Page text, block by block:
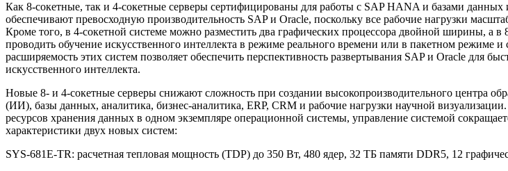
Как 8-сокетные, так и 4-сокетные серверы сертифицированы для работы с SAP HANA и базами
обеспечивают превосходную производительность SAP и Oracle, поскольку все рабочие нагрузки
Кроме того, в 4-сокетной системе можно разместить два графических процессора двойной ширины, а
проводить обучение искусственного интеллекта в режиме реального времени или в пакетном режиме
расширяемость этих систем позволяет обеспечить перспективность развертывания SAP и Oracle для
искусственного интеллекта.
Новые 8- и 4-сокетные серверы снижают сложность при создании высокопроизводительного центра
(ИИ), базы данных, аналитика, бизнес-аналитика, ERP, CRM и рабочие нагрузки научной
ресурсов хранения данных в одном экземпляре операционной системы, управление системой
характеристики двух новых систем:
SYS-681E-TR: расчетная тепловая мощность (TDP) до 350 Вт, 480 ядер, 32 ТБ памяти DDR5, 12